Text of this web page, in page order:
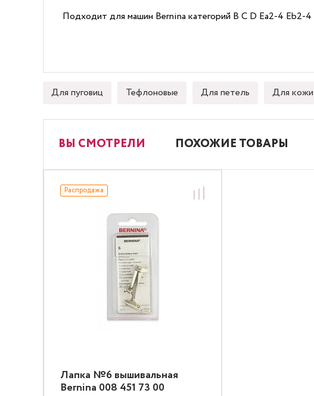
Подходит для машин Bernina категорий B C D Ea2-4 Eb2-4
Для пуговиц Тефлоновые Для петель Для кожи
ВЫ СМОТРЕЛИ ПОХОЖИЕ ТОВАРЫ
Распродажа
Лапка №6 вышивальная
Bernina 008 451 73 00